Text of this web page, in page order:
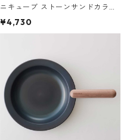
ニキューブ ストーンサンドカラー
石調 ideaco Umbrella Stand CUB
E ストーンサンドブラック
¥4,730